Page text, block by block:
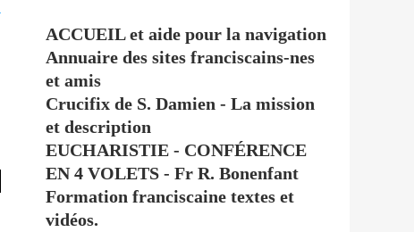
ACCUEIL et aide pour la navigation
Annuaire des sites franciscains-nes
et amis
Crucifix de S. Damien - La mission
et description
EUCHARISTIE - CONFÉRENCE
EN 4 VOLETS - Fr R. Bonenfant
Formation franciscaine textes et
vidéos.